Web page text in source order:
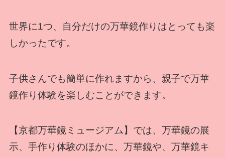
世界に1つ、自分だけの万華鏡作りはとっても楽
しかったです。
子供さんでも簡単に作れますから、親子で万華
鏡作り体験を楽しむことができます。
【京都万華鏡ミュージアム】では、万華鏡の展
示、手作り体験のほかに、万華鏡や、万華鏡キ